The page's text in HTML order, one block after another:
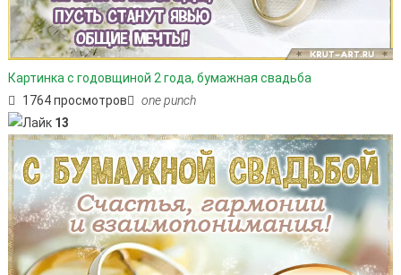
Картинка с годовщиной 2 года, бумажная свадьба
1764 просмотров
one punch
13